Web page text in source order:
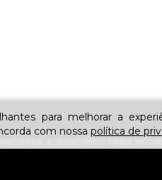
para melhorar a
com nossa política de